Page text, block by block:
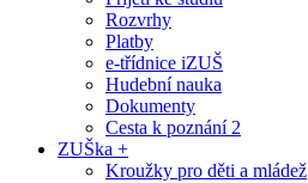
Rozvrhy
Platby
e-třídnice iZUŠ
Hudební nauka
Dokumenty
Cesta k poznání 2
ZUŠka +
Kroužky pro děti a mládež